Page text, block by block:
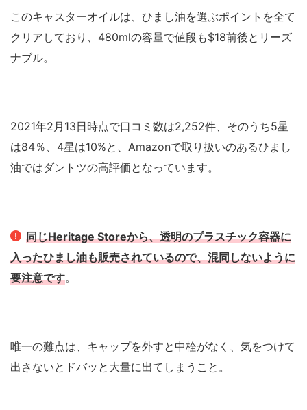
このキャスターオイルは、ひまし油を選ぶポイントを全て
クリアしており、480mlの容量で値段も$18前後とリーズ
ナブル。
2021年2月13日時点で口コミ数は2,252件、そのうち5星
は84％、4星は10%と、Amazonで取り扱いのあるひまし
油ではダントツの高評価となっています。
同じHeritage Storeから、透明のプラスチック容器に
入ったひまし油も販売されているので、混同しないように
要注意です。
唯一の難点は、キャップを外すと中栓がなく、気をつけて
出さないとドバッと大量に出てしまうこと。